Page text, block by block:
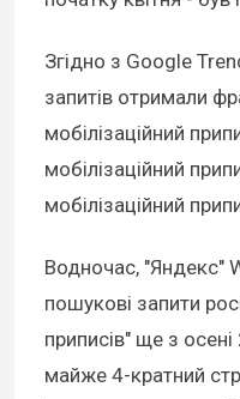
Згідно з Google
запитів отримали
мобілізаційний
мобілізаційний
мобілізаційний
Водночас, "Яндекс"
пошукові запити
приписів" ще з
майже 4-кратний